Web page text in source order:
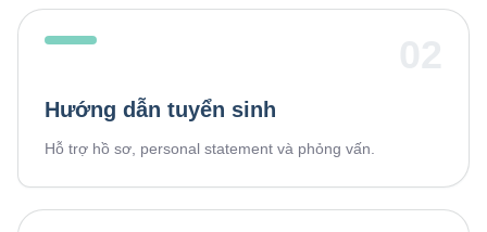
Hướng dẫn tuyển sinh
Hỗ trợ hồ sơ, personal statement và phỏng vấn.